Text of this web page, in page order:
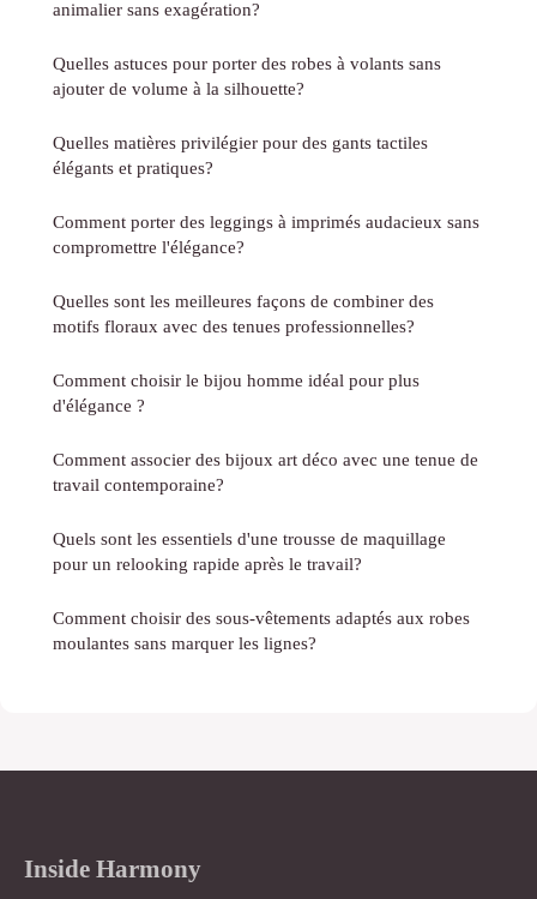
animalier sans exagération?
Quelles astuces pour porter des robes à volants sans
ajouter de volume à la silhouette?
Quelles matières privilégier pour des gants tactiles
élégants et pratiques?
Comment porter des leggings à imprimés audacieux sans
compromettre l'élégance?
Quelles sont les meilleures façons de combiner des
motifs floraux avec des tenues professionnelles?
Comment choisir le bijou homme idéal pour plus
d'élégance ?
Comment associer des bijoux art déco avec une tenue de
travail contemporaine?
Quels sont les essentiels d'une trousse de maquillage
pour un relooking rapide après le travail?
Comment choisir des sous-vêtements adaptés aux robes
moulantes sans marquer les lignes?
Inside Harmony